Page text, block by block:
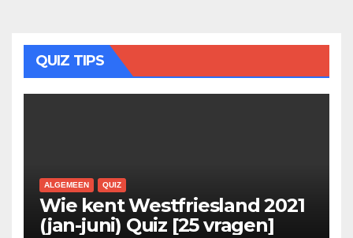
QUIZ TIPS
ALGEMEEN QUIZ
Wie kent Westfriesland 2021
(jan-juni) Quiz [25 vragen]